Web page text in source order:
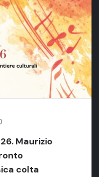
Maurizio
colta